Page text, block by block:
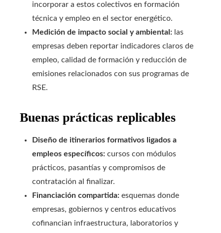
incorporar a estos colectivos en formación
técnica y empleo en el sector energético.
Medición de impacto social y ambiental: las
empresas deben reportar indicadores claros de
empleo, calidad de formación y reducción de
emisiones relacionados con sus programas de
RSE.
Buenas prácticas replicables
Diseño de itinerarios formativos ligados a
empleos específicos: cursos con módulos
prácticos, pasantías y compromisos de
contratación al finalizar.
Financiación compartida: esquemas donde
empresas, gobiernos y centros educativos
cofinancian infraestructura, laboratorios y